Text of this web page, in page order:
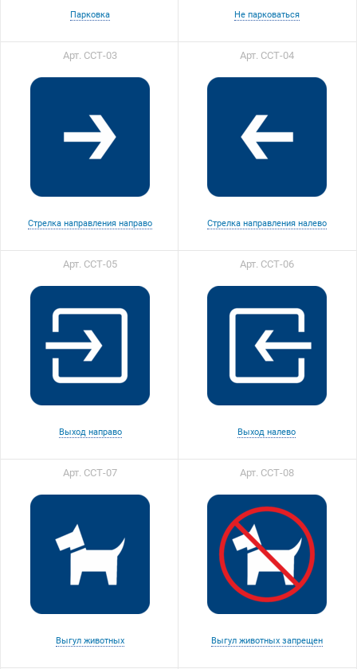
Парковка Не парковаться
Арт. ССТ-03
Стрелка направления направо
Арт. ССТ-04
Стрелка направления налево
Арт. ССТ-05
Выход направо
Арт. ССТ-06
Выход налево
Арт. ССТ-07
Выгул животных
Арт. ССТ-08
Выгул животных запрещен